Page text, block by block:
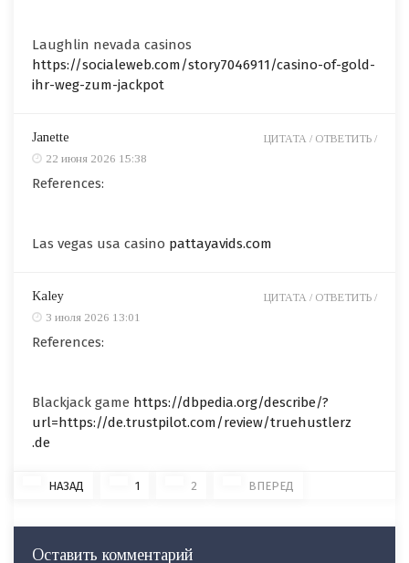
Laughlin nevada casinos
https://socialeweb.com/story7046911/casino-of-gold-
ihr-weg-zum-jackpot
Janette
22 июня 2026 15:38
References:
Las vegas usa casino pattayavids.com
ЦИТАТА / ОТВЕТИТЬ /
Kaley
3 июля 2026 13:01
References:
Blackjack game https://dbpedia.org/describe/?
url=https://de.trustpilot.com/review/truehustlerz
.de
ЦИТАТА / ОТВЕТИТЬ /
НАЗАД 1 2 ВПЕРЕД
Оставить комментарий